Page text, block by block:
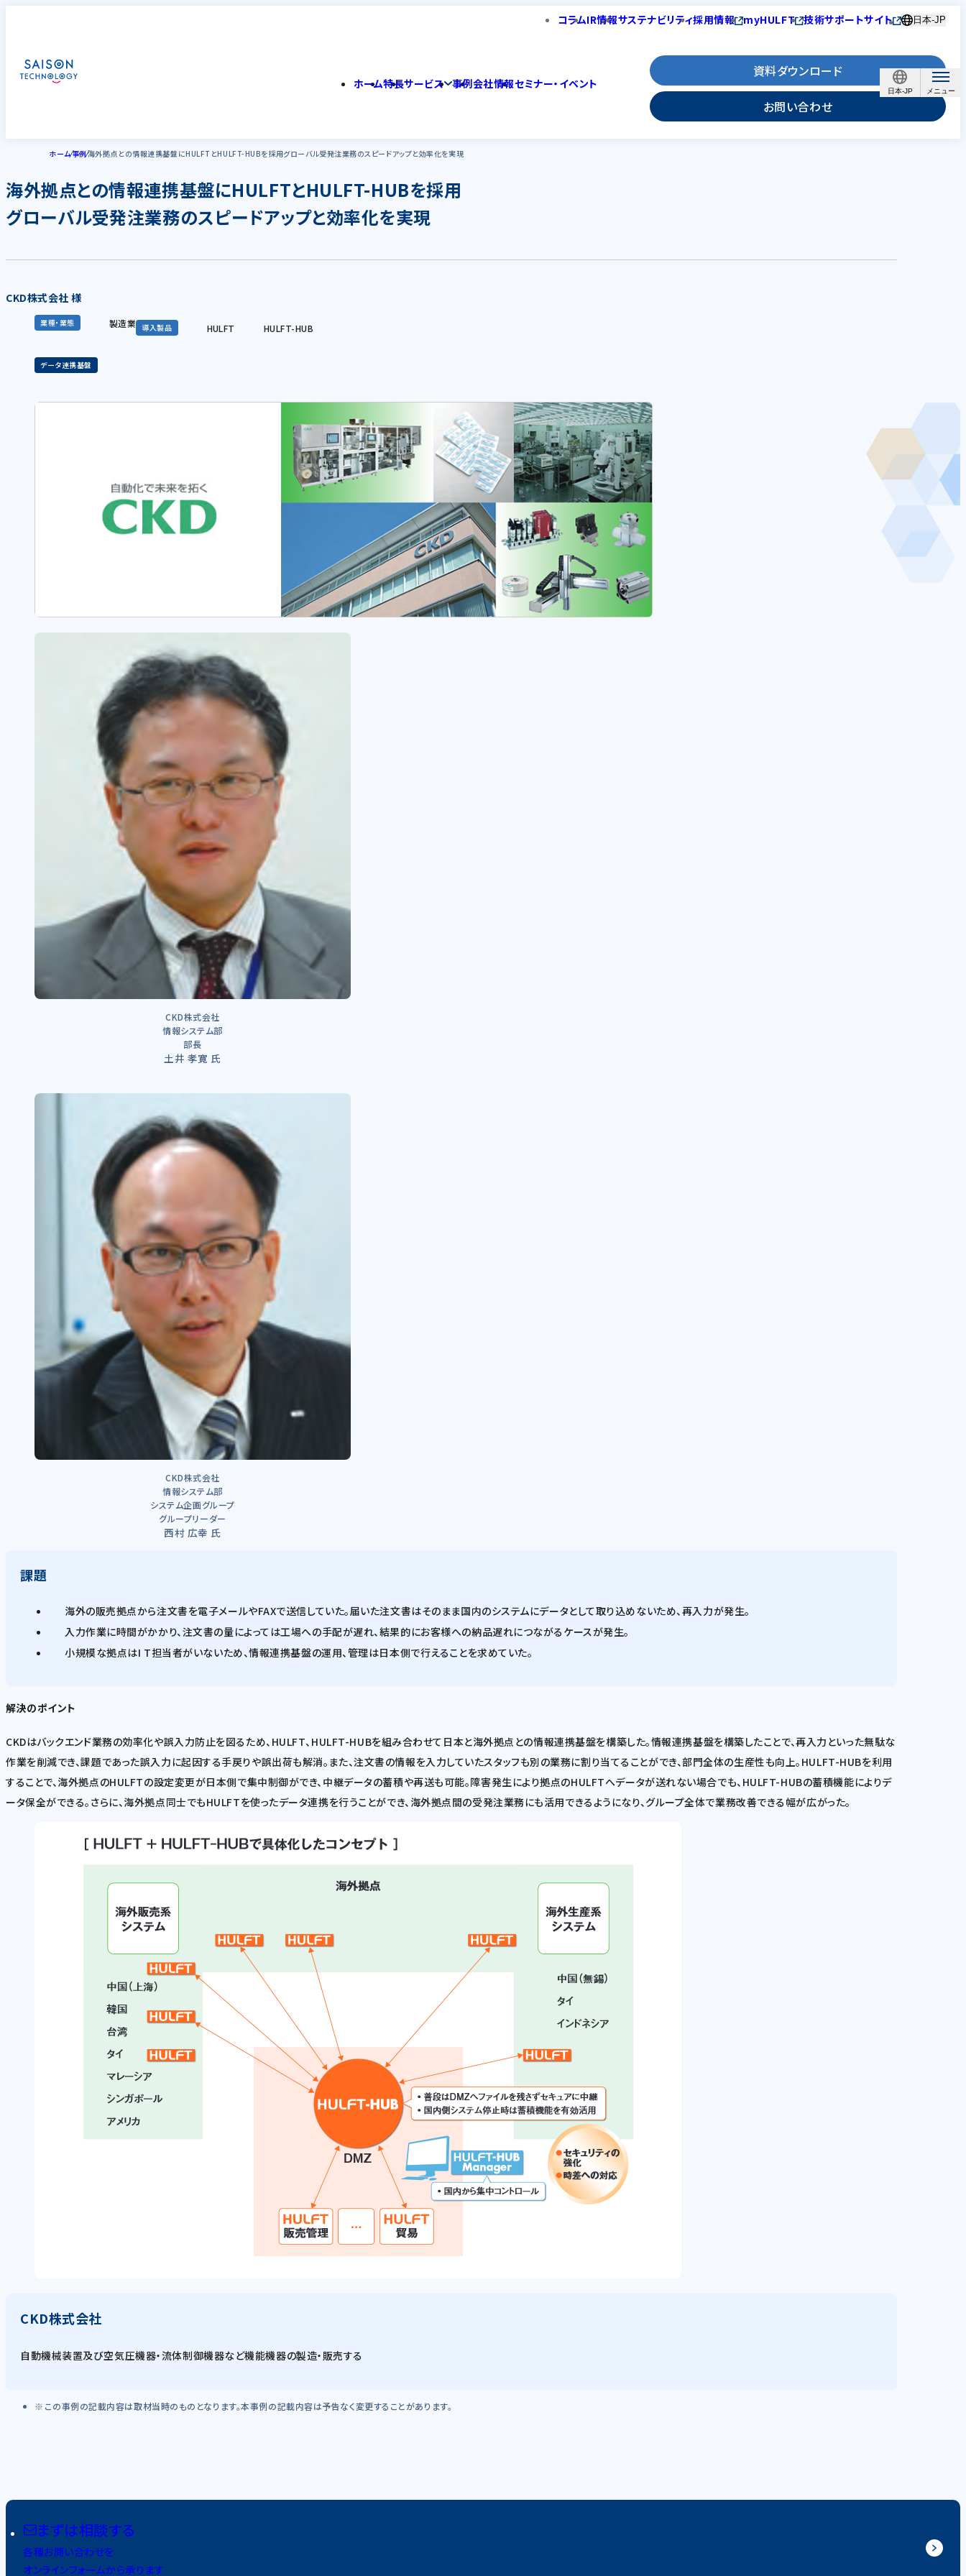
日本-JP
コラムIR情報サステナビリティ採用情報 myHULFT 技術サポートサイト 日本-JP
ホーム特長サービス 事例会社情報セミナー・イベント
資料ダウンロード
お問い合わせ
ホーム事例海外拠点との情報連携基盤にHULFTとHULFT-HUBを採用グローバル受発注業務のスピードアップと効率化を実現
海外拠点との情報連携基盤にHULFTとHULFT-HUBを採用
グローバル受発注業務のスピードアップと効率化を実現
CKD株式会社 様
業種・業態 製造業 導入製品 HULFT HULFT-HUB
データ連携基盤
CKD株式会社
情報システム部
部長
土井 孝寛 氏
CKD株式会社
情報システム部
システム企画グループ
グループリーダー
西村 広幸 氏
課題
海外の販売拠点から注文書を電子メールやFAXで送信していた。届いた注文書はそのまま国内のシステムにデータとして取り込めないため、再入力が発生。
入力作業に時間がかかり、注文書の量によっては工場への手配が遅れ、結果的にお客様への納品遅れにつながるケースが発生。
小規模な拠点はI T担当者がいないため、情報連携基盤の運用、管理は日本側で行えることを求めていた。
解決のポイント
CKDはバックエンド業務の効率化や誤入力防止を図るため、HULFT、HULFT-HUBを組み合わせて日本と海外拠点との情報連携基盤を構築した。情報連携基盤を構築したことで、再入力といった無駄な
作業を削減でき、課題であった誤入力に起因する手戻りや誤出荷も解消。また、注文書の情報を入力していたスタッフも別の業務に割り当てることができ、部門全体の生産性も向上。HULFT-HUBを利用
することで、海外拠点のHULFTの設定変更が日本側で集中制御ができ、中継データの蓄積や再送も可能。障害発生により拠点のHULFTへデータが送れない場合でも、HULFT-HUBの蓄積機能によりデ
ータ保全ができる。さらに、海外拠点同士でもHULFTを使ったデータ連携を行うことができ、海外拠点間の受発注業務にも活用できるようになり、グループ全体で業務改善できる幅が広がった。
CKD株式会社
自動機械装置及び空気圧機器・流体制御機器など機能機器の製造・販売する
この事例の記載内容は取材当時のものとなります。本事例の記載内容は予告なく変更することがあります。
まずは相談する
各種お問い合わせを
オンラインフォームから承ります